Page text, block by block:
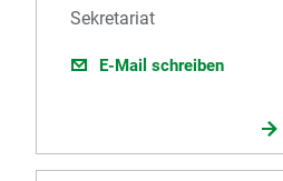
Sekretariat
E-Mail schreiben